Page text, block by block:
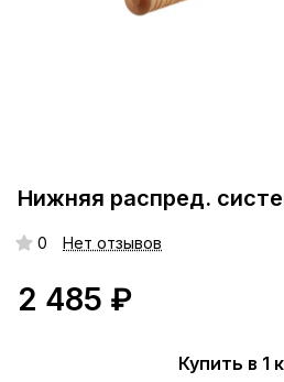
Нижняя распред.
0 Нет отзывов
2 485 ₽
Купить в 1